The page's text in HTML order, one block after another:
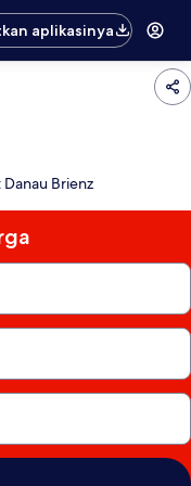
aplikasinya
Brienz